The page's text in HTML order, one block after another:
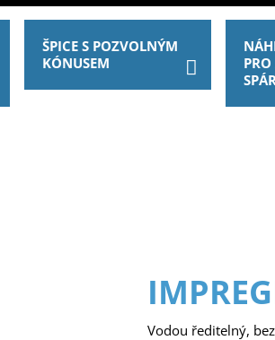
ŠPICE S POZVOLNÝM
KÓNUSEM
Vodou ředitelný,